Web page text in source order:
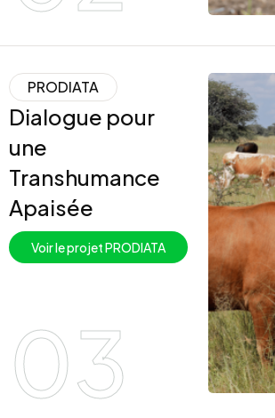
PRODIATA
Dialogue pour
une
Transhumance
Apaisée
Voir le projet PRODIATA
03